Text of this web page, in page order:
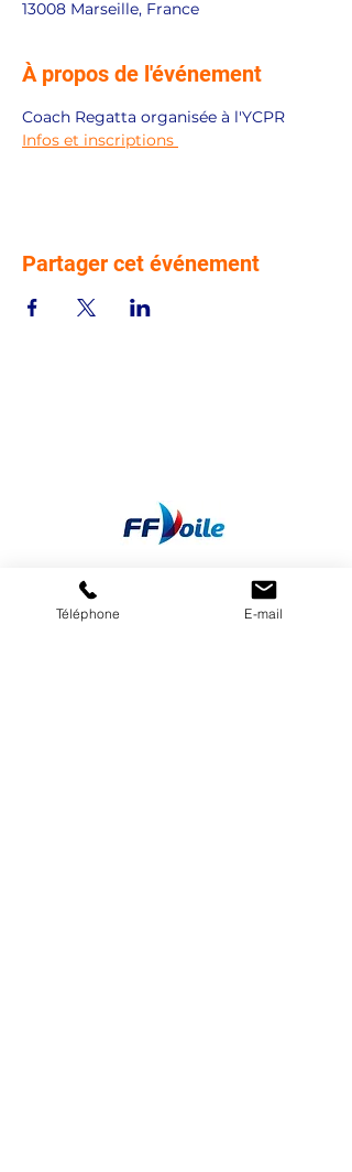
13008 Marseille, France
À propos de l'événement
Coach Regatta organisée à l'YCPR
Infos et inscriptions
Partager cet événement
Téléphone E-mail